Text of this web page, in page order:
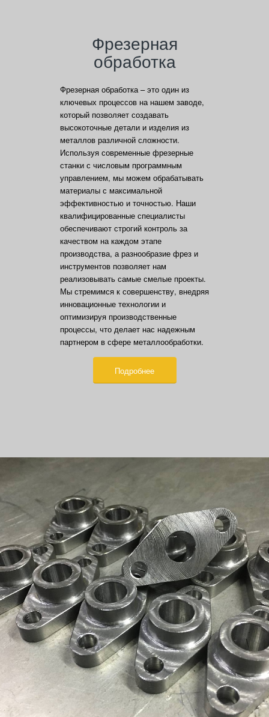
Фрезерная
обработка
Фрезерная обработка – это один из
ключевых процессов на нашем заводе,
который позволяет создавать
высокоточные детали и изделия из
металлов различной сложности.
Используя современные фрезерные
станки с числовым программным
управлением, мы можем обрабатывать
материалы с максимальной
эффективностью и точностью. Наши
квалифицированные специалисты
обеспечивают строгий контроль за
качеством на каждом этапе
производства, а разнообразие фрез и
инструментов позволяет нам
реализовывать самые смелые проекты.
Мы стремимся к совершенству, внедряя
инновационные технологии и
оптимизируя производственные
процессы, что делает нас надежным
партнером в сфере металлообработки.
Подробнее